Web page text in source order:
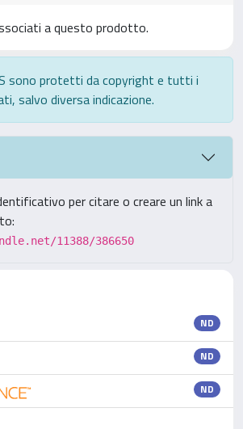
a questo prodotto.
sono protetti da copyright e tutti i
salvo diversa indicazione.
per citare o creare un link a
11388/386650
ND
ND
ND